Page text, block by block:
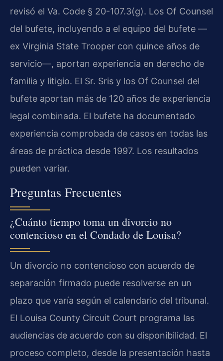
revisó el Va. Code § 20-107.3(g). Los Of Counsel
del bufete, incluyendo a el equipo del bufete —
ex Virginia State Trooper con quince años de
servicio—, aportan experiencia en derecho de
familia y litigio. El Sr. Sris y los Of Counsel del
bufete aportan más de 120 años de experiencia
legal combinada. El bufete ha documentado
experiencia comprobada de casos en todas las
áreas de práctica desde 1997. Los resultados
pueden variar.
Preguntas Frecuentes
¿Cuánto tiempo toma un divorcio no
contencioso en el Condado de Louisa?
Un divorcio no contencioso con acuerdo de
separación firmado puede resolverse en un
plazo que varía según el calendario del tribunal.
El Louisa County Circuit Court programa las
audiencias de acuerdo con su disponibilidad. El
proceso completo, desde la presentación hasta